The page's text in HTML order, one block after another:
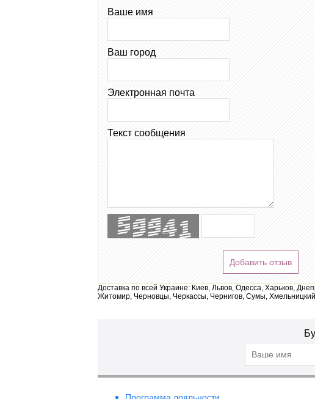
Ваше имя
Ваш город
Электронная почта
Текст сообщения
Добавить отзыв
Доставка по всей Украине: Киев, Львов, Одесса, Харьков,
Житомир, Черновцы, Черкассы, Чернигов, Сумы,
Программа лояльности